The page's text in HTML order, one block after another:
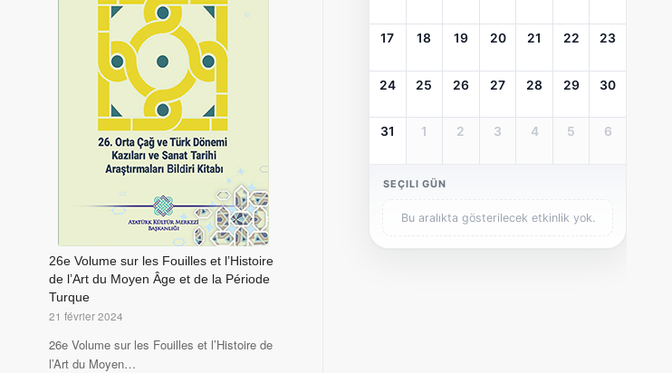
26e Volume sur les Fouilles et l’Histoire
de l’Art du Moyen Âge et de la Période
Turque
21 février 2024
26e Volume sur les Fouilles et l’Histoire de
l’Art du Moyen…
17 18 19 20 21 22 23
24 25 26 27 28 29 30
31 1 2 3 4 5 6
SEÇILI GÜN
Bu aralıkta gösterilecek etkinlik yok.